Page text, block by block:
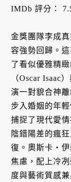
IMDb 評分：
金獎團隊李成
容強勢回歸。
了看似優雅精
（Oscar Isaac
演一對貌合神
步入婚姻的年
捕捉了現代愛
陰錯陽差的瘋
復。奧斯卡・
焦慮，配上冷
度與藝術質感